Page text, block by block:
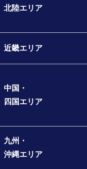
北陸エリア
近畿エリア
中国・
四国エリア
九州・
沖縄エリア